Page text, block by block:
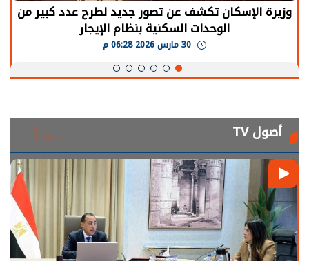
وزيرة الإسكان تكشف عن تصور جديد لطرح عدد كبير من
الوحدات السكنية بنظام الإيجار
أصول TV